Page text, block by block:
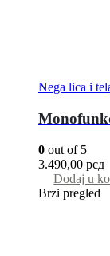
Nega lica i
0 out of 5
3.490,00 рсд
Dodaj u
Brzi pregled